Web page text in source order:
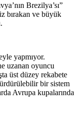
Brezilya’sı”
bırakan ve büyük
yapmıyor.
uzanan oyuncu
üst düzey rekabete
bir sistem
Avrupa kupalarında